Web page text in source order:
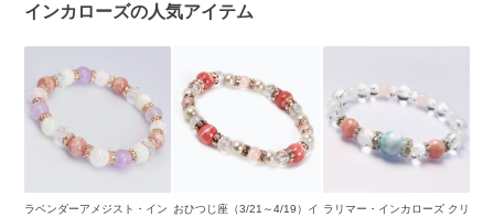
インカローズの人気アイテム
ラベンダーアメジスト・イン
おひつじ座（3/21～4/19）イ
ラリマー・インカローズ クリ